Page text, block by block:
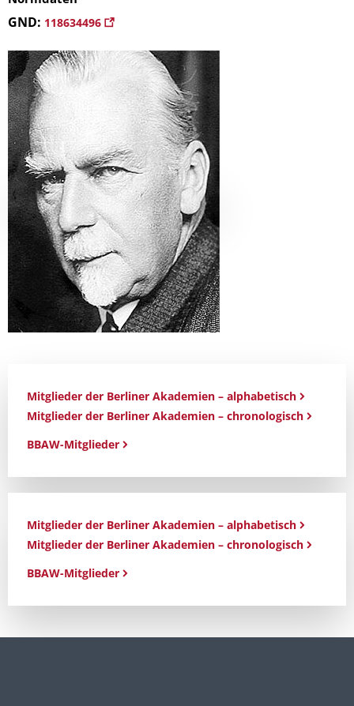
GND: 118634496
Mitglieder der Berliner Akademien – alphabetisch
Mitglieder der Berliner Akademien – chronologisch
BBAW-Mitglieder
Mitglieder der Berliner Akademien – alphabetisch
Mitglieder der Berliner Akademien – chronologisch
BBAW-Mitglieder